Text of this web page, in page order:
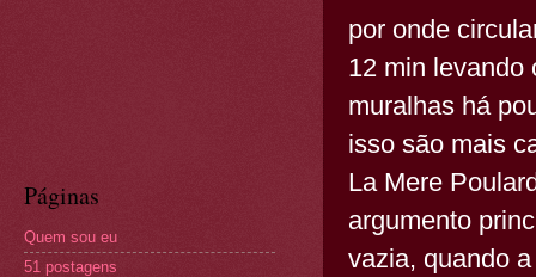
por onde
12 min levando
muralhas há
isso são mais
La Mere
argumento
vazia, quando
Páginas
Quem sou eu
51 postagens